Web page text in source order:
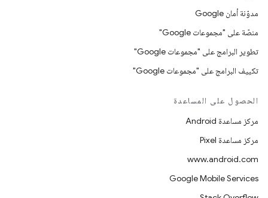
مدوّنة أمان Google
منصّة على "مجموعات Google"
تطوير البرامج على "مجموعات Google"
تكييف البرامج على "مجموعات Google"
الحصول على المساعدة
مركز مساعدة Android
مركز مساعدة Pixel
www.android.com
Google Mobile Services